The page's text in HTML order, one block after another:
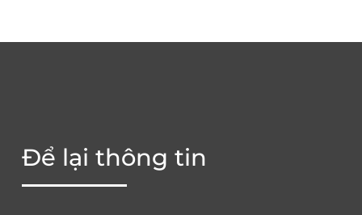
Để lại thông tin